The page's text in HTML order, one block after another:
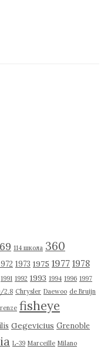
69 114 школа 360
1973 1975 1977 1978
1991 1992 1993 1994 1996 1997
2.8 Chrysler Daewoo de Bruijn
fisheye
Gegevicius Grenoble
L-39 Marceille Milano